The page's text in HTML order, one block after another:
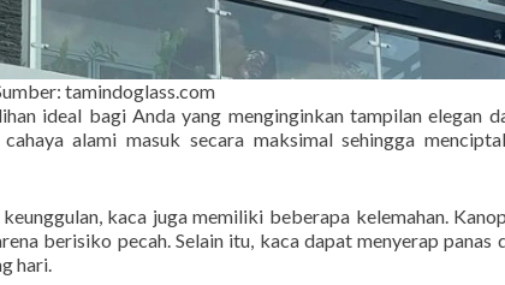
tamindoglass.com
ideal bagi Anda yang menginginkan tampilan elegan
alami masuk secara maksimal sehingga
kaca juga memiliki beberapa kelemahan.
berisiko pecah. Selain itu, kaca dapat menyerap panas
hari.